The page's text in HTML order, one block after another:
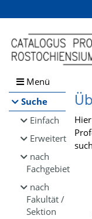
Browsen
direkt zum Inhalt
Menü
Suche
Einfach
Erweitert
nach
Fachgebiet
nach
Fakultät /
Sektion